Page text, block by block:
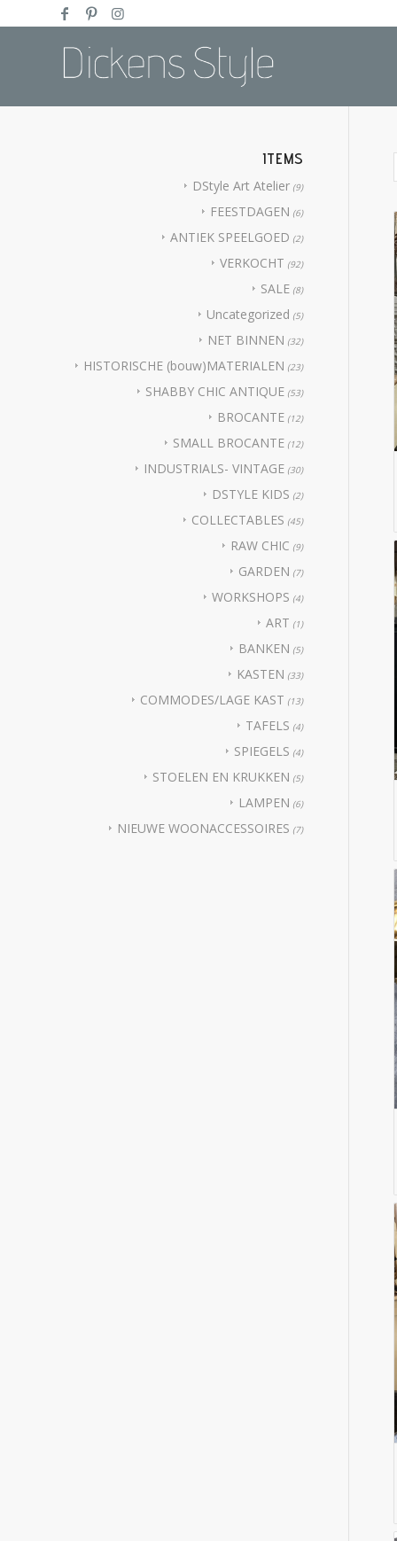
ITEMS
DStyle Art Atelier (9)
FEESTDAGEN (6)
ANTIEK SPEELGOED (2)
VERKOCHT (92)
SALE (8)
Uncategorized (5)
NET BINNEN (32)
HISTORISCHE (bouw)MATERIALEN (23)
SHABBY CHIC ANTIQUE (53)
BROCANTE (12)
SMALL BROCANTE (12)
INDUSTRIALS- VINTAGE (30)
DSTYLE KIDS (2)
COLLECTABLES (45)
RAW CHIC (9)
GARDEN (7)
WORKSHOPS (4)
ART (1)
BANKEN (5)
KASTEN (33)
COMMODES/LAGE KAST (13)
TAFELS (4)
SPIEGELS (4)
STOELEN EN KRUKKEN (5)
LAMPEN (6)
NIEUWE WOONACCESSOIRES (7)